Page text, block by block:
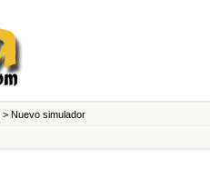
> Nuevo simulador